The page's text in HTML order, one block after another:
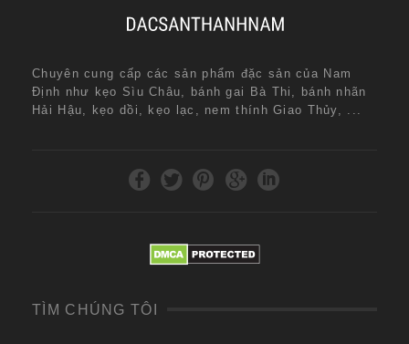
Chuyên cung cấp các sản phẩm đặc sản của Nam
Định như kẹo Sìu Châu, bánh gai Bà Thi, bánh nhãn
Hải Hậu, kẹo dồi, kẹo lạc, nem thính Giao Thủy, ...
TÌM CHÚNG TÔI